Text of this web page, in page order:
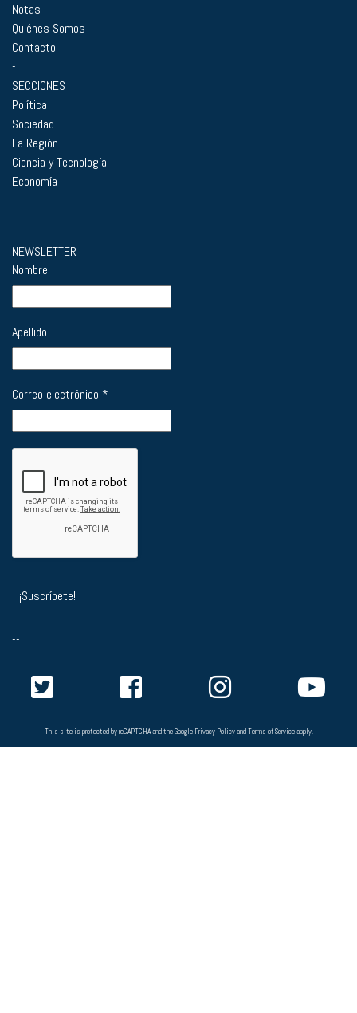
Notas
Quiénes Somos
Contacto
-
SECCIONES
Política
Sociedad
La Región
Ciencia y Tecnología
Economía
NEWSLETTER
Nombre
Apellido
Correo electrónico *
--
This site is protected by reCAPTCHA and the Google Privacy PolicyandTerms of Serviceapply.